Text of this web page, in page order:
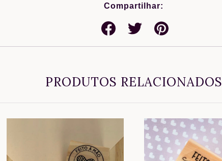
Compartilhar:
PRODUTOS RELACIONADOS